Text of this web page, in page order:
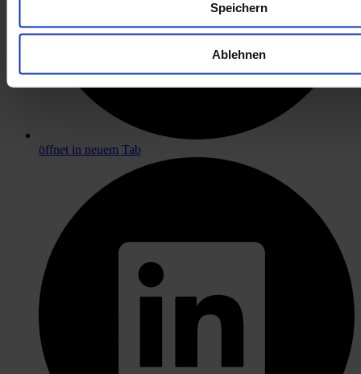
Speichern
Ablehnen
öffnet in neuem Tab